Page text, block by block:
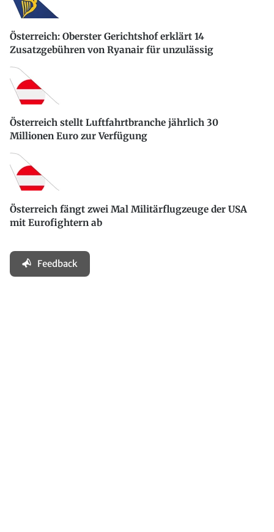
Österreich: Oberster Gerichtshof erklärt 14
Zusatzgebühren von Ryanair für unzulässig
Österreich stellt Luftfahrtbranche jährlich 30
Millionen Euro zur Verfügung
Österreich fängt zwei Mal Militärflugzeuge der USA
mit Eurofightern ab
Feedback